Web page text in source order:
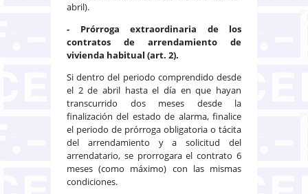
abril).
- Prórroga extraordinaria de los
contratos de arrendamiento de
vivienda habitual (art. 2).
Si dentro del periodo comprendido desde
el 2 de abril hasta el día en que hayan
transcurrido dos meses desde la
finalización del estado de alarma, finalice
el periodo de prórroga obligatoria o tácita
del arrendamiento y a solicitud del
arrendatario, se prorrogara el contrato 6
meses (como máximo) con las mismas
condiciones.